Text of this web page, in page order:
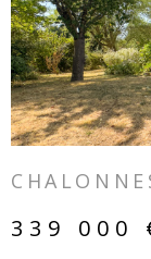
339 000